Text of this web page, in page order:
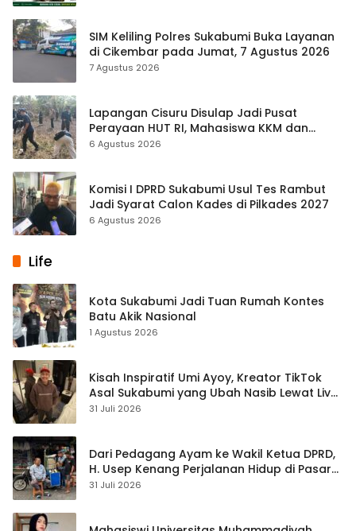
SIM Keliling Polres Sukabumi Buka Layanan
di Cikembar pada Jumat, 7 Agustus 2026
7 Agustus 2026
Lapangan Cisuru Disulap Jadi Pusat
Perayaan HUT RI, Mahasiswa KKM dan
Warga Satukan Tenaga
6 Agustus 2026
Komisi I DPRD Sukabumi Usul Tes Rambut
Jadi Syarat Calon Kades di Pilkades 2027
6 Agustus 2026
Life
Kota Sukabumi Jadi Tuan Rumah Kontes
Batu Akik Nasional
1 Agustus 2026
Kisah Inspiratif Umi Ayoy, Kreator TikTok
Asal Sukabumi yang Ubah Nasib Lewat Live
Streaming
31 Juli 2026
Dari Pedagang Ayam ke Wakil Ketua DPRD,
H. Usep Kenang Perjalanan Hidup di Pasar
Cisaat
31 Juli 2026